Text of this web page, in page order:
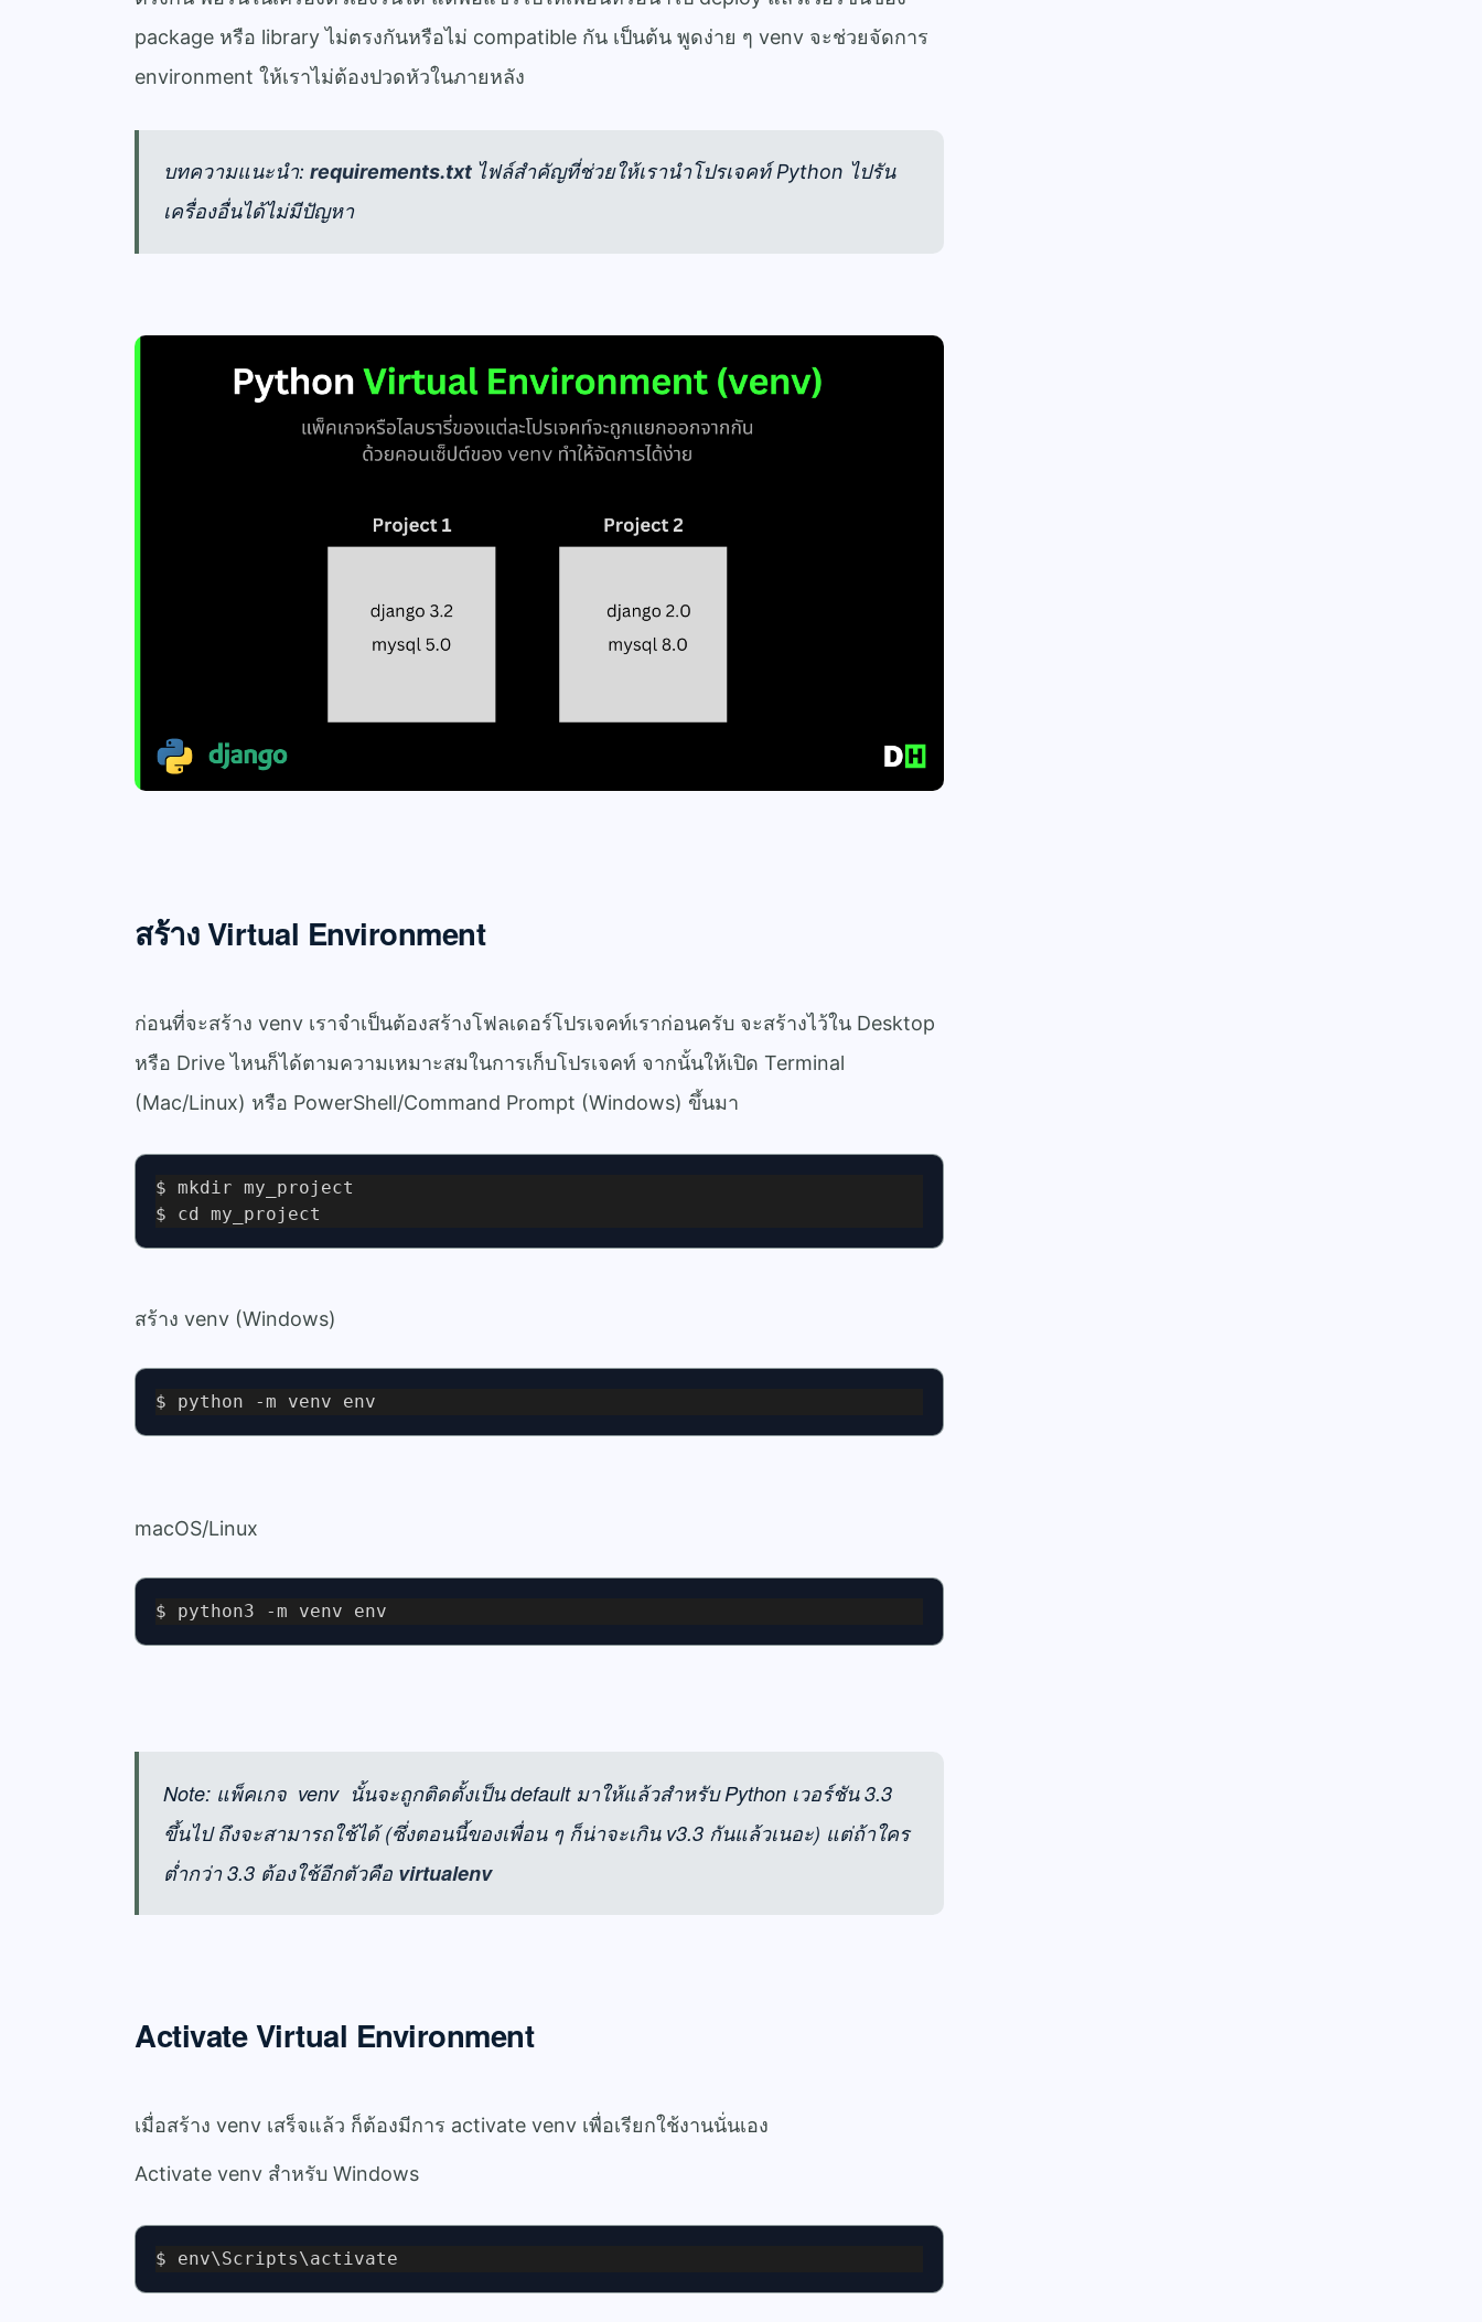
package หรือ library ไม่ตรงกันหรือไม่ compatible กัน เป็นต้น พูดง่าย ๆ venv จะช่วยจัดการ
environment ให้เราไม่ต้องปวดหัวในภายหลัง
บทความแนะนำ: requirements.txt ไฟล์สำคัญที่ช่วยให้เรานำโปรเจคท์ Python ไปรัน
เครื่องอื่นได้ไม่มีปัญหา
สร้าง Virtual Environment
ก่อนที่จะสร้าง venv เราจำเป็นต้องสร้างโฟลเดอร์โปรเจคท์เราก่อนครับ จะสร้างไว้ใน Desktop
หรือ Drive ไหนก็ได้ตามความเหมาะสมในการเก็บโปรเจคท์ จากนั้นให้เปิด Terminal
(Mac/Linux) หรือ PowerShell/Command Prompt (Windows) ขึ้นมา
$ mkdir my_project
$ cd my_project
สร้าง venv (Windows)
$ python -m venv env
macOS/Linux
$ python3 -m venv env
Note: แพ็คเกจ venv นั้นจะถูกติดตั้งเป็น default มาให้แล้วสำหรับ Python เวอร์ชัน 3.3
ขึ้นไป ถึงจะสามารถใช้ได้ (ซึ่งตอนนี้ของเพื่อน ๆ ก็น่าจะเกิน v3.3 กันแล้วเนอะ) แต่ถ้าใคร
ต่ำกว่า 3.3 ต้องใช้อีกตัวคือ virtualenv
Activate Virtual Environment
เมื่อสร้าง venv เสร็จแล้ว ก็ต้องมีการ activate venv เพื่อเรียกใช้งานนั่นเอง
Activate venv สำหรับ Windows
$ env\Scripts\activate